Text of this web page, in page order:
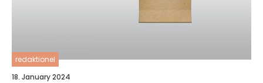
redaktionel
18. January 2024